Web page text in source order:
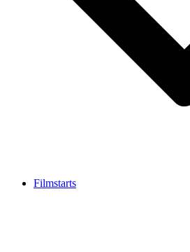
Filmstarts